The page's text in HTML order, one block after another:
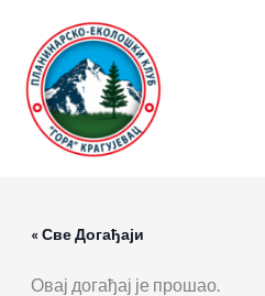
садржај
« Све Догађаји
Овај догађај је прошао.